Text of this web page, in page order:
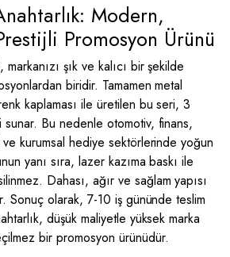
Modern,
Promosyon Ürünü
şık ve kalıcı bir şekilde
biridir. Tamamen metal
kaplaması ile üretilen bu seri, 3
sunar. Bu nedenle otomotiv, finans,
kurumsal hediye sektörlerinde yoğun
yanı sıra, lazer kazıma baskı ile
Dahası, ağır ve sağlam yapısı
Sonuç olarak, 7-10 iş gününde teslim
düşük maliyetle yüksek marka
bir promosyon ürünüdür.